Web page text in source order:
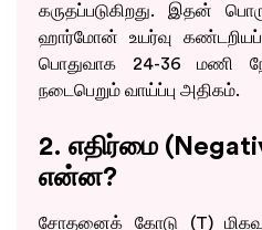
கருதப்படுகிறது. இதன்
ஹார்மோன் உயர்வு
பொதுவாக 24-36 மணி
நடைபெறும் வாய்ப்பு அதிகம்.
2. எதிர்மை
என்ன?
சோதனைக் கோடு (T)
Take the
Fertility